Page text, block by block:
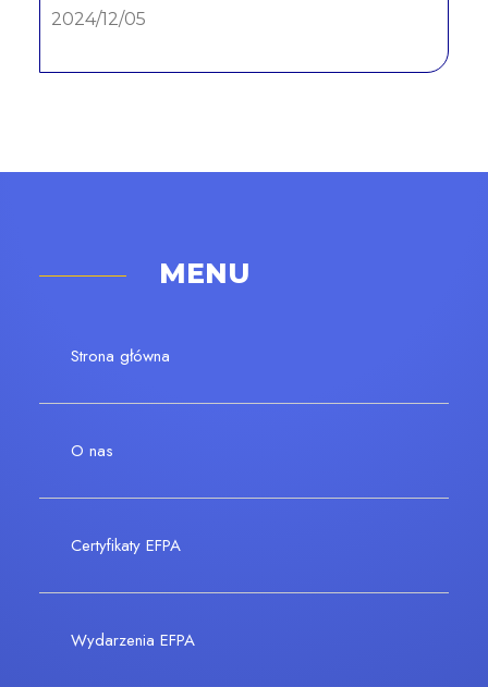
2024/12/05
MENU
Strona główna
O nas
Certyfikaty EFPA
Wydarzenia EFPA